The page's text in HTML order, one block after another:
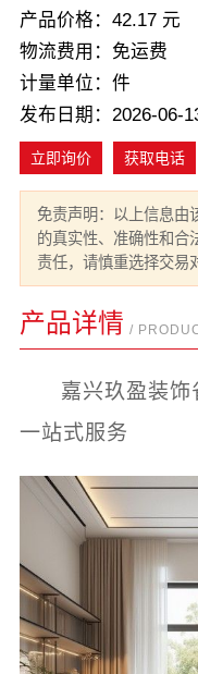
产品价格：42.17 元
物流费用：免运费
计量单位：件
发布日期：2026-06-
立即询价 获取电话
免责声明：以上信息由
的真实性、准确性和合
责任，请慎重选择交易
产品详情 /
嘉兴玖盈装
一站式服务